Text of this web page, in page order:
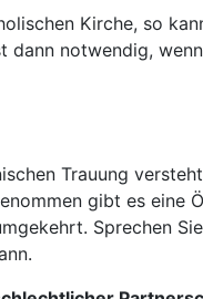
Kirche, so
dann notwendig,
Trauung
gibt es eine
Sprechen